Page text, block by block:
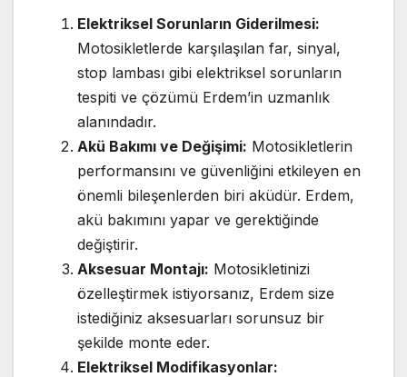
Elektriksel Sorunların Giderilmesi:
Motosikletlerde karşılaşılan far, sinyal,
stop lambası gibi elektriksel sorunların
tespiti ve çözümü Erdem’in uzmanlık
alanındadır.
Akü Bakımı ve Değişimi: Motosikletlerin
performansını ve güvenliğini etkileyen en
önemli bileşenlerden biri aküdür. Erdem,
akü bakımını yapar ve gerektiğinde
değiştirir.
Aksesuar Montajı: Motosikletinizi
özelleştirmek istiyorsanız, Erdem size
istediğiniz aksesuarları sorunsuz bir
şekilde monte eder.
Elektriksel Modifikasyonlar: